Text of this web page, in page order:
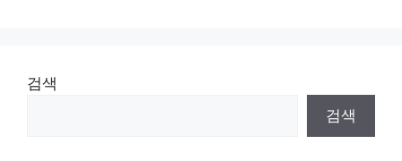
검색
검색